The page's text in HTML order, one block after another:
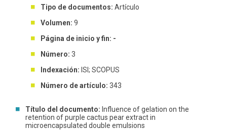
Tipo de documentos: Artículo
Volumen: 9
Página de inicio y fin: -
Número: 3
Indexación: ISI; SCOPUS
Número de artículo: 343
Título del documento: Influence of gelation on the
retention of purple cactus pear extract in
microencapsulated double emulsions